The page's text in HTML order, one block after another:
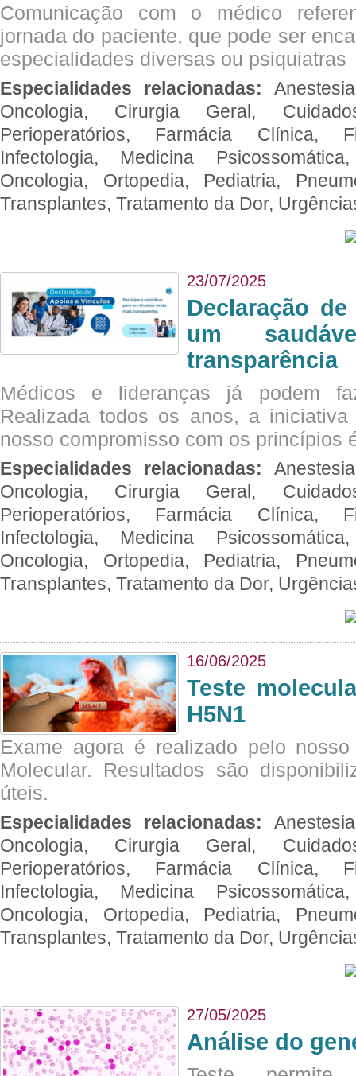
Comunicação com o médico
jornada do paciente, que pode ser
especialidades diversas ou psiquiatras
Especialidades relacionadas:
Oncologia, Cirurgia Geral,
Perioperatórios, Farmácia Clínica,
Infectologia, Medicina
Oncologia, Ortopedia, Pediatria,
Transplantes, Tratamento da Dor,
23/07/2025
Declaração
um
transparência
Médicos e lideranças já podem
Realizada todos os anos, a
nosso compromisso com os princípios
Especialidades relacionadas:
Oncologia, Cirurgia Geral,
Perioperatórios, Farmácia Clínica,
Infectologia, Medicina
Oncologia, Ortopedia, Pediatria,
Transplantes, Tratamento da Dor,
16/06/2025
Teste
H5N1
Exame agora é realizado pelo
Molecular. Resultados são
úteis.
Especialidades relacionadas:
Oncologia, Cirurgia Geral,
Perioperatórios, Farmácia Clínica,
Infectologia, Medicina
Oncologia, Ortopedia, Pediatria,
Transplantes, Tratamento da Dor,
27/05/2025
Análise do